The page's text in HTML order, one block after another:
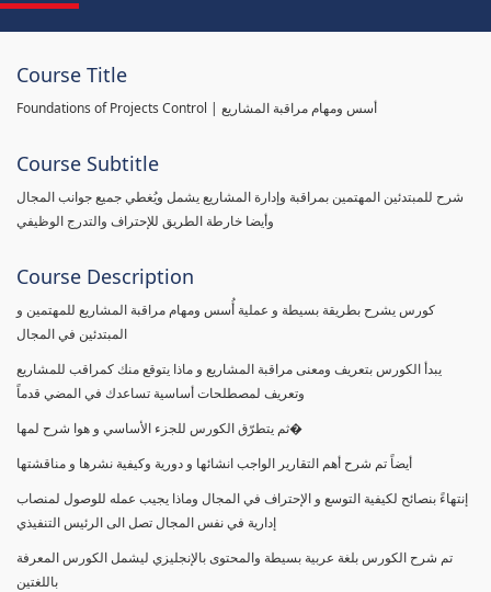
Course Title
Foundations of Projects Control | أسس ومهام مراقبة المشاريع
Course Subtitle
شرح للمبتدئين المهتمين بمراقبة وإدارة المشاريع يشمل ويُغطي جميع جوانب المجال
وأيضا خارطة الطريق للإحتراف والتدرج الوظيفي
Course Description
كورس يشرح بطريقة بسيطة و عملية أُسس ومهام مراقبة المشاريع للمهتمين و
المبتدئين في المجال
يبدأ الكورس بتعريف ومعنى مراقبة المشاريع و ماذا يتوقع منك كمراقب للمشاريع
وتعريف لمصطلحات أساسية تساعدك في المضي قدماً
ثم يتطرّق الكورس للجزء الأساسي و هوا شرح لمها�
أيضاً تم شرح أهم التقارير الواجب انشائها و دورية وكيفية نشرها و مناقشتها
إنتهاءً بنصائح لكيفية التوسع و الإحتراف في المجال وماذا يجيب عمله للوصول لمنصاب
إدارية في نفس المجال تصل الى الرئيس التنفيذي
تم شرح الكورس بلغة عربية بسيطة والمحتوى بالإنجليزي ليشمل الكورس المعرفة
باللغتين